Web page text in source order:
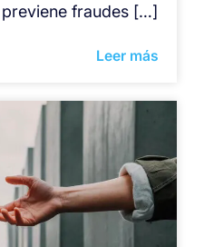
fraudes […]
Leer más